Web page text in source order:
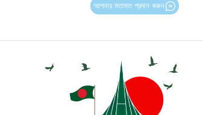
আপনার মতামত প্রদান করুন